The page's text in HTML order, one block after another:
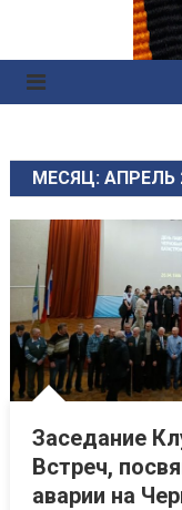
МЕСЯЦ: АПРЕЛЬ
Заседание
Встреч,
аварии на